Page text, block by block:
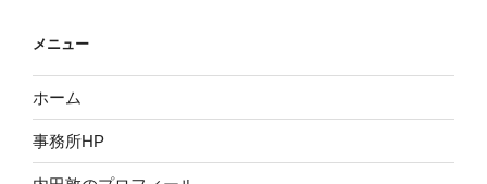
メニュー
ホーム
事務所HP